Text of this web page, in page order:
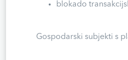
blokado
Gospodarski subjekti s